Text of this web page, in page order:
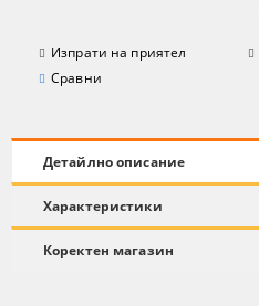
Изпрати на приятел
Сравни
Детайлно описание
Характеристики
Коректен магазин